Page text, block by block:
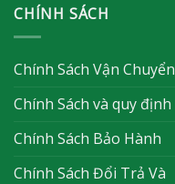
CHÍNH SÁCH
Chính Sách Vận Chuyển
Chính Sách và quy định
Chính Sách Bảo Hành
Chính Sách Đổi Trả Và